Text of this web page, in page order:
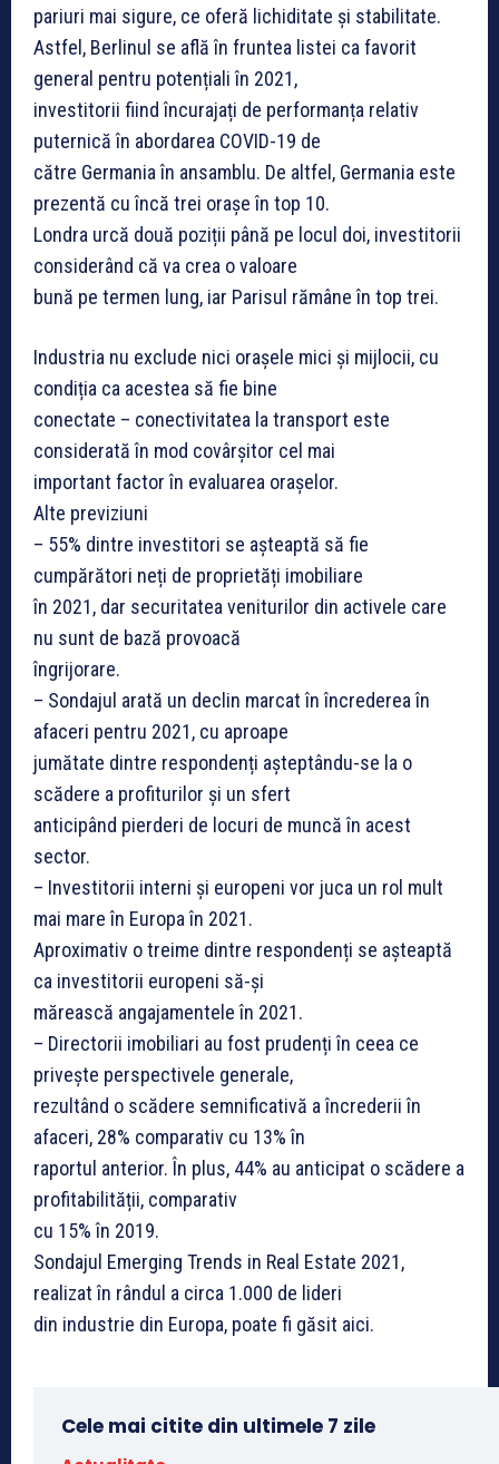
pariuri mai sigure, ce oferă lichiditate și stabilitate.
Astfel, Berlinul se află în fruntea listei ca favorit
general pentru potențiali în 2021,
investitorii fiind încurajați de performanța relativ
puternică în abordarea COVID-19 de
către Germania în ansamblu. De altfel, Germania este
prezentă cu încă trei orașe în top 10.
Londra urcă două poziții până pe locul doi, investitorii
considerând că va crea o valoare
bună pe termen lung, iar Parisul rămâne în top trei.
Industria nu exclude nici orașele mici și mijlocii, cu
condiția ca acestea să fie bine
conectate – conectivitatea la transport este
considerată în mod covârșitor cel mai
important factor în evaluarea orașelor.
Alte previziuni
– 55% dintre investitori se așteaptă să fie
cumpărători neți de proprietăți imobiliare
în 2021, dar securitatea veniturilor din activele care
nu sunt de bază provoacă
îngrijorare.
– Sondajul arată un declin marcat în încrederea în
afaceri pentru 2021, cu aproape
jumătate dintre respondenți așteptându-se la o
scădere a profiturilor și un sfert
anticipând pierderi de locuri de muncă în acest
sector.
– Investitorii interni și europeni vor juca un rol mult
mai mare în Europa în 2021.
Aproximativ o treime dintre respondenți se așteaptă
ca investitorii europeni să-și
mărească angajamentele în 2021.
– Directorii imobiliari au fost prudenți în ceea ce
privește perspectivele generale,
rezultând o scădere semnificativă a încrederii în
afaceri, 28% comparativ cu 13% în
raportul anterior. În plus, 44% au anticipat o scădere a
profitabilității, comparativ
cu 15% în 2019.
Sondajul Emerging Trends in Real Estate 2021,
realizat în rândul a circa 1.000 de lideri
din industrie din Europa, poate fi găsit aici.
Cele mai citite din ultimele 7 zile